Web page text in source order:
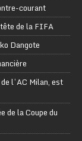
courant
de la FIFA
Dangote
l’AC Milan, est
de la Coupe du